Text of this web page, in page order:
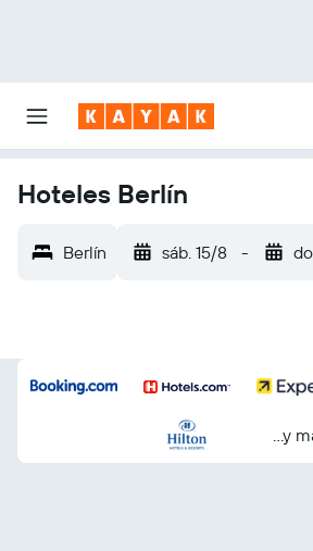
Hoteles Berlín
Berlín sáb. 15/8 -
...y